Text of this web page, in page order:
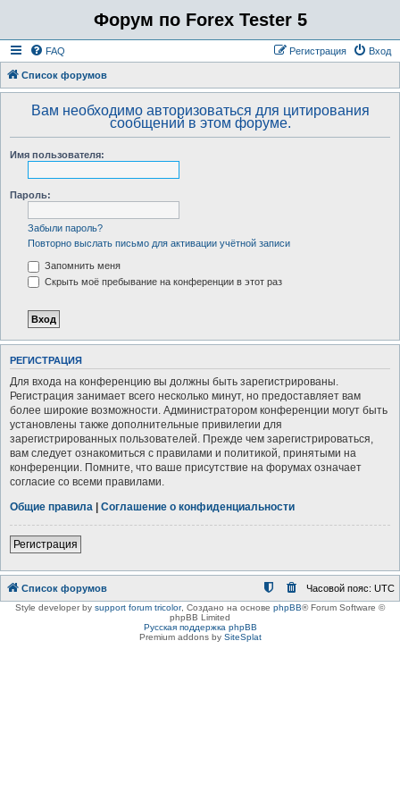
Форум по Forex Tester 5
FAQ Вход
Регистрация
Список форумов
Вам необходимо авторизоваться для цитирования
сообщений в этом форуме.
Имя пользователя:
Пароль:
Забыли пароль?
Повторно выслать письмо для активации учётной записи
Запомнить меня
Скрыть моё пребывание на конференции в этот раз
РЕГИСТРАЦИЯ
Для входа на конференцию вы должны быть зарегистрированы.
Регистрация занимает всего несколько минут, но предоставляет вам
более широкие возможности. Администратором конференции могут быть
установлены также дополнительные привилегии для
зарегистрированных пользователей. Прежде чем зарегистрироваться,
вам следует ознакомиться с правилами и политикой, принятыми на
конференции. Помните, что ваше присутствие на форумах означает
согласие со всеми правилами.
Общие правила | Соглашение о конфиденциальности
Регистрация
Список форумов Часовой пояс: UTC
Style developer by support forum tricolor, Создано на основе phpBB® Forum Software ©
phpBB Limited
Русская поддержка phpBB
Premium addons by SiteSplat